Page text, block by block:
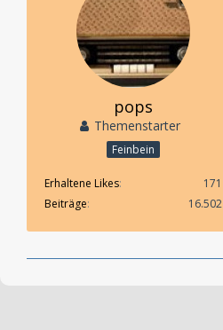
pops
Themenstarter
Feinbein
Erhaltene Likes
171
Beiträge
16.502